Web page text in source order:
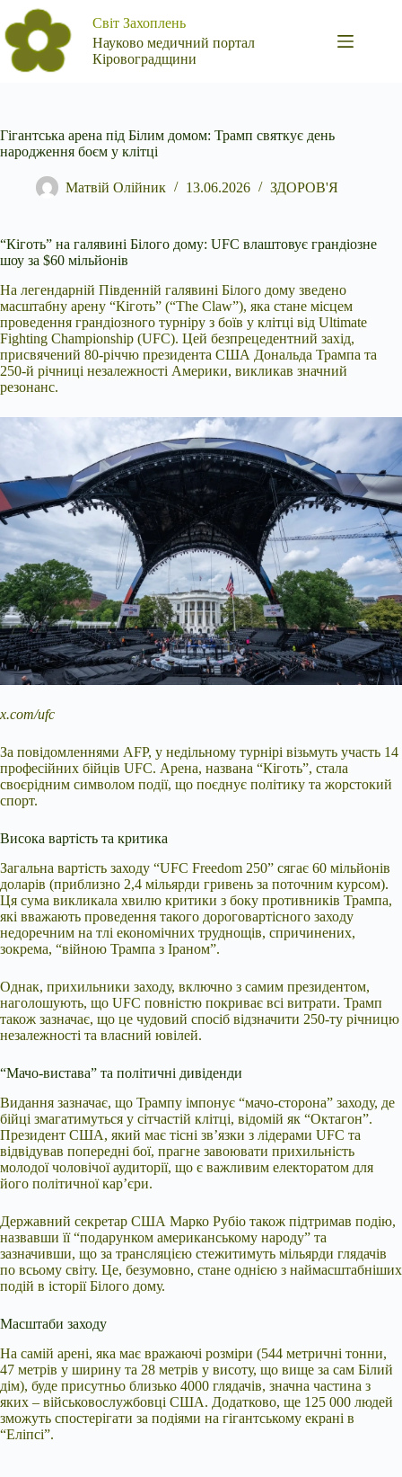
Перейти
до
вмісту
Світ Захоплень
Науково медичний портал
Кіровоградщини
Гігантська арена під Білим домом: Трамп святкує день
народження боєм у клітці
Матвій Олійник 13.06.2026 ЗДОРОВ'Я
“Кіготь” на галявині Білого дому: UFC влаштовує грандіозне
шоу за $60 мільйонів
На легендарній Південній галявині Білого дому зведено
масштабну арену “Кіготь” (“The Claw”), яка стане місцем
проведення грандіозного турніру з боїв у клітці від Ultimate
Fighting Championship (UFC). Цей безпрецедентний захід,
присвячений 80-річчю президента США Дональда Трампа та
250-й річниці незалежності Америки, викликав значний
резонанс.
x.com/ufc
За повідомленнями AFP, у недільному турнірі візьмуть участь 14
професійних бійців UFC. Арена, названа “Кіготь”, стала
своєрідним символом події, що поєднує політику та жорстокий
спорт.
Висока вартість та критика
Загальна вартість заходу “UFC Freedom 250” сягає 60 мільйонів
доларів (приблизно 2,4 мільярди гривень за поточним курсом).
Ця сума викликала хвилю критики з боку противників Трампа,
які вважають проведення такого дороговартісного заходу
недоречним на тлі економічних труднощів, спричинених,
зокрема, “війною Трампа з Іраном”.
Однак, прихильники заходу, включно з самим президентом,
наголошують, що UFC повністю покриває всі витрати. Трамп
також зазначає, що це чудовий спосіб відзначити 250-ту річницю
незалежності та власний ювілей.
“Мачо-вистава” та політичні дивіденди
Видання зазначає, що Трампу імпонує “мачо-сторона” заходу, де
бійці змагатимуться у сітчастій клітці, відомій як “Октагон”.
Президент США, який має тісні зв’язки з лідерами UFC та
відвідував попередні бої, прагне завоювати прихильність
молодої чоловічої аудиторії, що є важливим електоратом для
його політичної кар’єри.
Державний секретар США Марко Рубіо також підтримав подію,
назвавши її “подарунком американському народу” та
зазначивши, що за трансляцією стежитимуть мільярди глядачів
по всьому світу. Це, безумовно, стане однією з наймасштабніших
подій в історії Білого дому.
Масштаби заходу
На самій арені, яка має вражаючі розміри (544 метричні тонни,
47 метрів у ширину та 28 метрів у висоту, що вище за сам Білий
дім), буде присутньо близько 4000 глядачів, значна частина з
яких – військовослужбовці США. Додатково, ще 125 000 людей
зможуть спостерігати за подіями на гігантському екрані в
“Еліпсі”.